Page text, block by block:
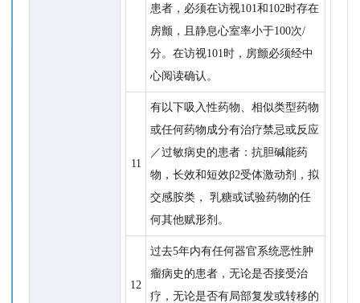
患者，必须在访视101和102时存在
房颤，且静息心室率小于100次/
分。在访视101时，房颤必须经中
心阅读确认。
11
有以下吸入性药物、相似类型药物
或任何药物成分有治疗禁忌或反应
／过敏病史的患者：抗胆碱能药
物，长效和短效β2受体激动剂，拟
交感胺类， 乳糖或试验药物的任
何其他赋形剂。
12
过去5年内有任何器官系统恶性肿
瘤病史的患者，无论是否接受治
疗，无论是否有局部复发或转移的